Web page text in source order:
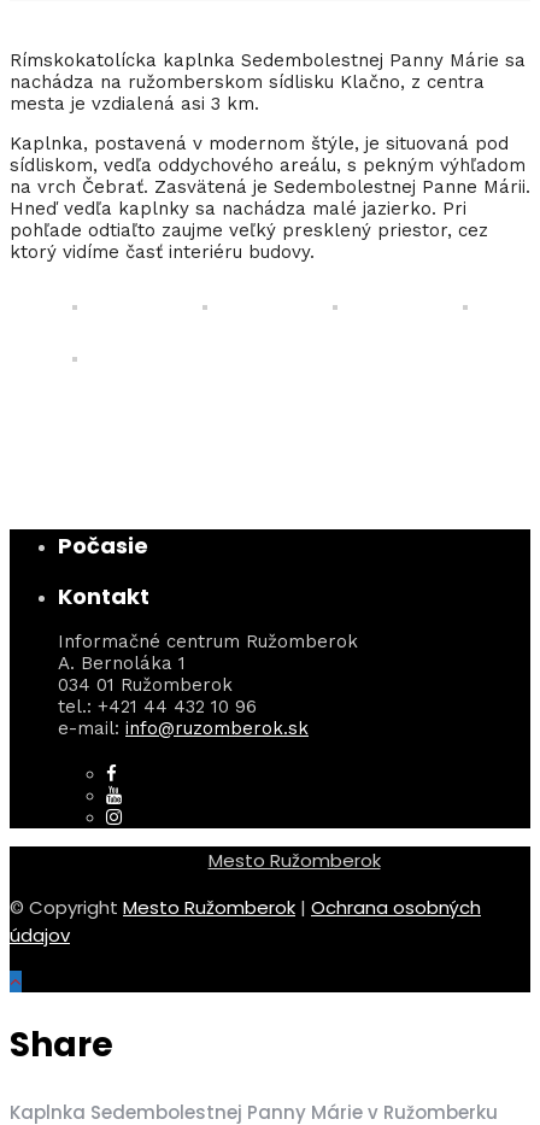
Rímskokatolícka kaplnka Sedembolestnej Panny Márie sa
nachádza na ružomberskom sídlisku Klačno, z centra
mesta je vzdialená asi 3 km.
Kaplnka, postavená v modernom štýle, je situovaná pod
sídliskom, vedľa oddychového areálu, s pekným výhľadom
na vrch Čebrať. Zasvätená je Sedembolestnej Panne Márii.
Hneď vedľa kaplnky sa nachádza malé jazierko. Pri
pohľade odtiaľto zaujme veľký presklený priestor, cez
ktorý vidíme časť interiéru budovy.
Počasie
Kontakt
Informačné centrum Ružomberok
A. Bernoláka 1
034 01 Ružomberok
tel.: +421 44 432 10 96
e-mail: info@ruzomberok.sk
Mesto Ružomberok
© Copyright Mesto Ružomberok | Ochrana osobných
údajov
Share
Kaplnka Sedembolestnej Panny Márie v Ružomberku